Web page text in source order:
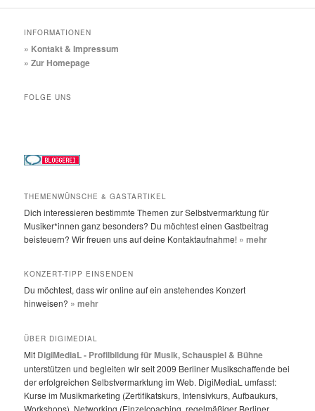
INFORMATIONEN
» Kontakt & Impressum
» Zur Homepage
FOLGE UNS
THEMENWÜNSCHE & GASTARTIKEL
Dich interessieren bestimmte Themen zur Selbstvermarktung für
Musiker*innen ganz besonders? Du möchtest einen Gastbeitrag
beisteuern? Wir freuen uns auf deine Kontaktaufnahme! » mehr
KONZERT-TIPP EINSENDEN
Du möchtest, dass wir online auf ein anstehendes Konzert
hinweisen? » mehr
ÜBER DIGIMEDIAL
Mit DigiMediaL - Profilbildung für Musik, Schauspiel & Bühne
unterstützen und begleiten wir seit 2009 Berliner Musikschaffende bei
der erfolgreichen Selbstvermarktung im Web. DigiMediaL umfasst:
Kurse im Musikmarketing (Zertifikatskurs, Intensivkurs, Aufbaukurs,
Workshops), Networking (Einzelcoaching, regelmäßiger Berliner